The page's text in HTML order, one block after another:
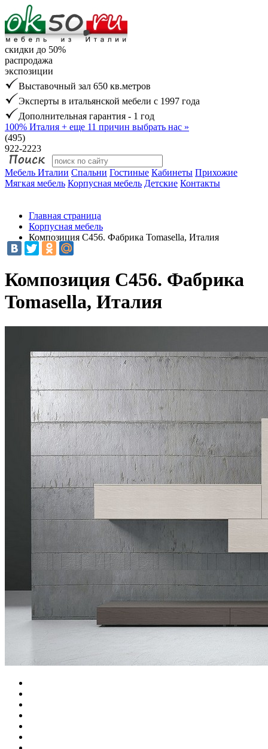
скидки до 50%
распродажа
экспозиции
Выставочный зал 650 кв.метров
Эксперты в итальянской мебели с 1997 года
Дополнительная гарантия - 1 год
100% Италия + еще 11 причин выбрать нас »
(495)
922-2223
Мебель Италии Спальни Гостиные Кабинеты Прихожие
Мягкая мебель Корпусная мебель Детские Контакты
Главная страница
Корпусная мебель
Композиция C456. Фабрика Tomasella, Италия
Композиция C456. Фабрика
Tomasella, Италия